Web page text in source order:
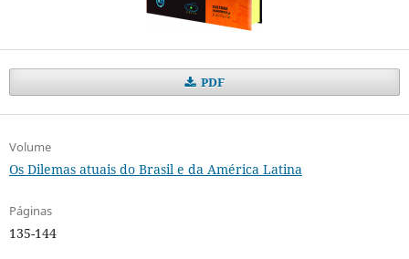
PDF
Volume
Os Dilemas atuais do Brasil e da América Latina
Páginas
135-144